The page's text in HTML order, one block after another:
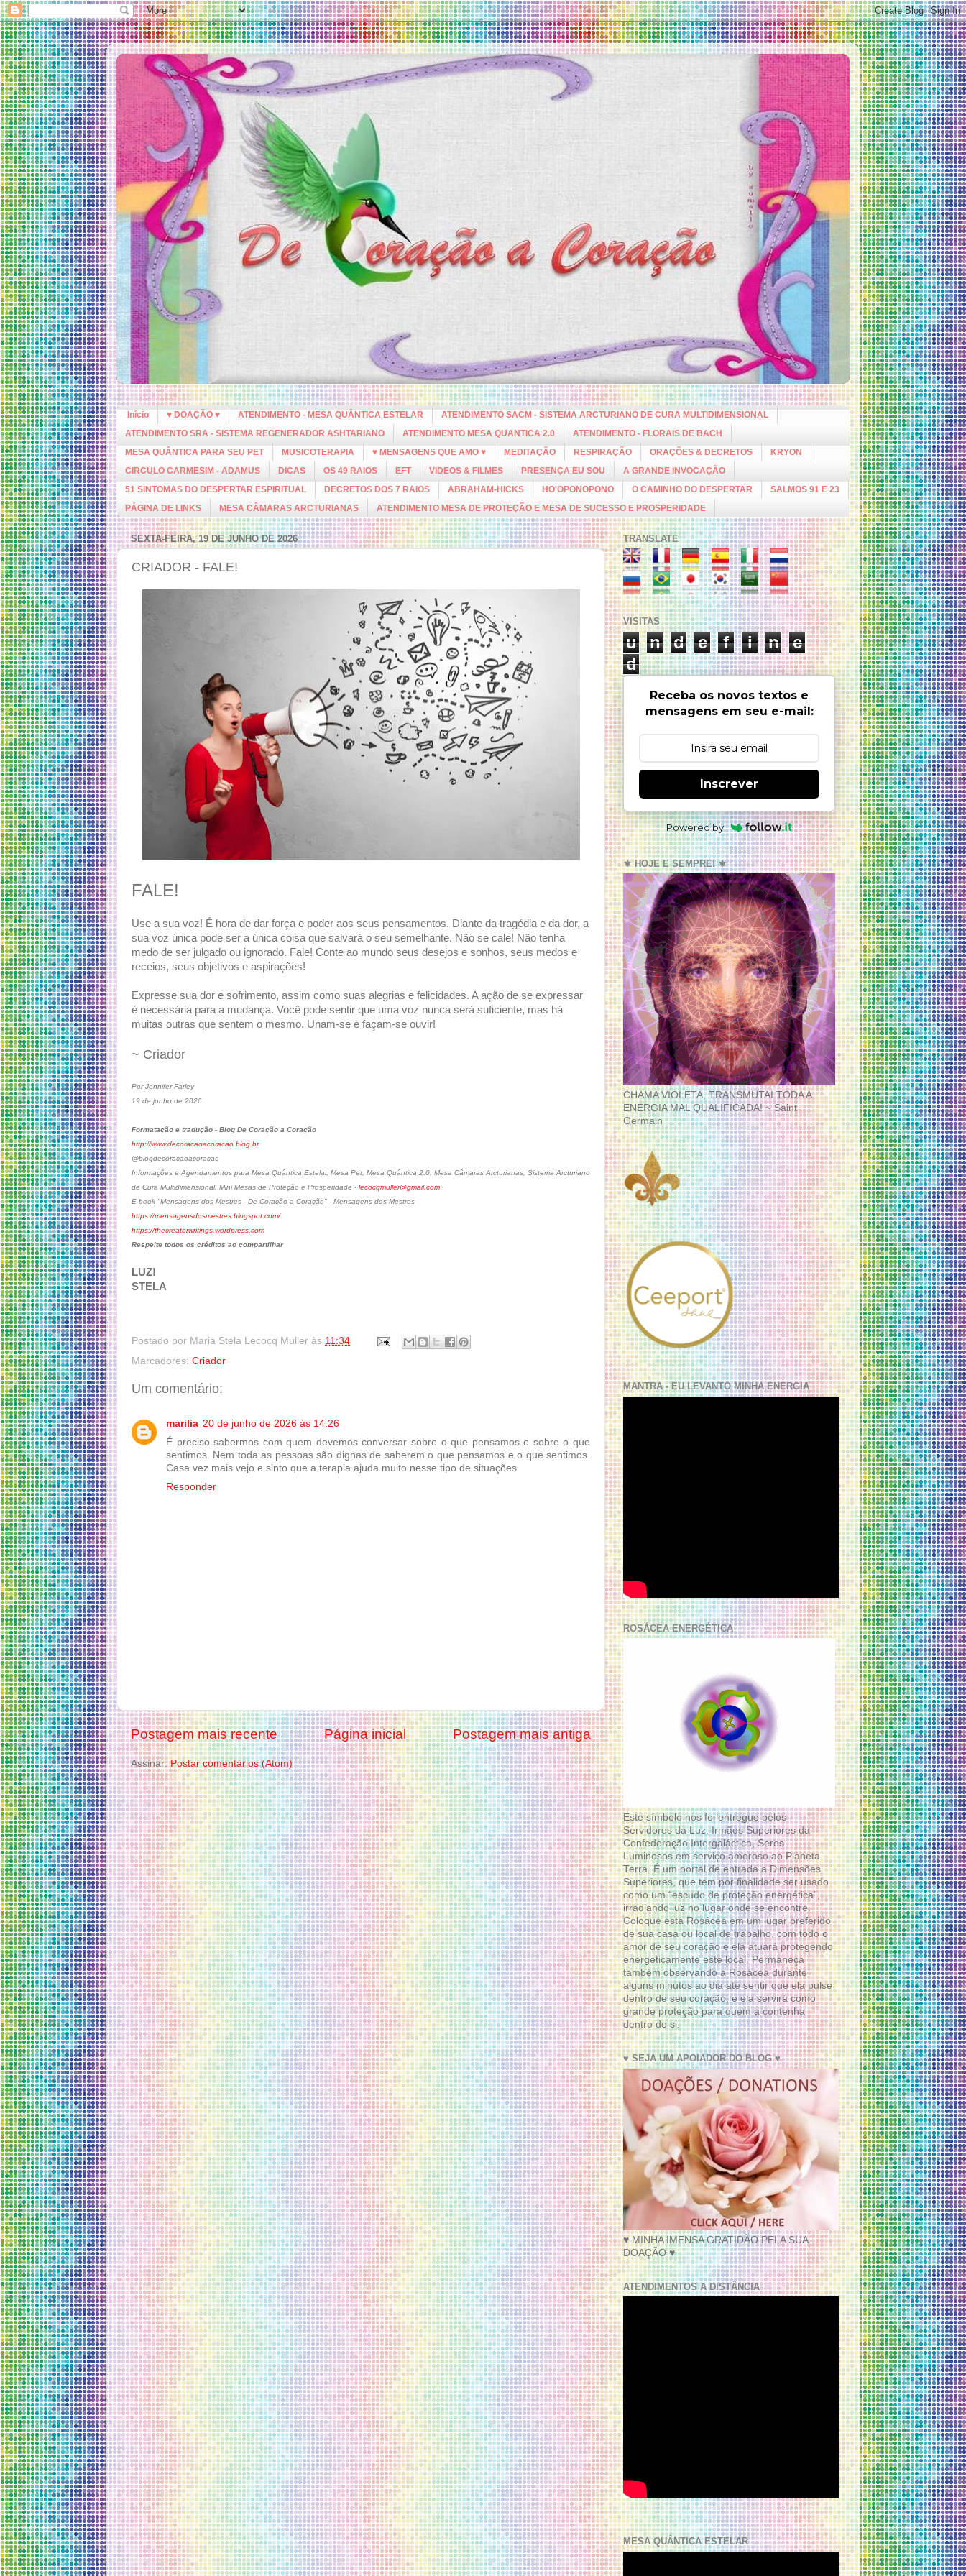
Início ♥ DOAÇÃO ♥ ATENDIMENTO - MESA QUÂNTICA ESTELAR
ATENDIMENTO SACM - SISTEMA ARCTURIANO DE CURA MULTIDIMENSIONAL
ATENDIMENTO SRA - SISTEMA REGENERADOR ASHTARIANO
ATENDIMENTO MESA QUANTICA 2.0
ATENDIMENTO - FLORAIS DE BACH
MESA QUÂNTICA PARA SEU PET
MUSICOTERAPIA ♥ MENSAGENS QUE AMO ♥ MEDITAÇÃO RESPIRAÇÃO ORAÇÕES & DECRETOS
KRYON
CIRCULO CARMESIM - ADAMUS
DICAS OS 49 RAIOS EFT VIDEOS & FILMES PRESENÇA EU SOU
A GRANDE INVOCAÇÃO
51 SINTOMAS DO DESPERTAR ESPIRITUAL
DECRETOS DOS 7 RAIOS ABRAHAM-HICKS HO'OPONOPONO O CAMINHO DO DESPERTAR
SALMOS 91 E 23
PÁGINA DE LINKS
MESA CÂMARAS ARCTURIANAS ATENDIMENTO MESA DE PROTEÇÃO E MESA DE SUCESSO E PROSPERIDADE
SEXTA-FEIRA, 19 DE JUNHO DE 2026
CRIADOR - FALE!
FALE!
Use a sua voz! É hora de dar força e poder aos seus pensamentos. Diante da tragédia e da dor, a
sua voz única pode ser a única coisa que salvará o seu semelhante. Não se cale! Não tenha
medo de ser julgado ou ignorado. Fale! Conte ao mundo seus desejos e sonhos, seus medos e
receios, seus objetivos e aspirações!
Expresse sua dor e sofrimento, assim como suas alegrias e felicidades. A ação de se expressar
é necessária para a mudança. Você pode sentir que uma voz nunca será suficiente, mas há
muitas outras que sentem o mesmo. Unam-se e façam-se ouvir!
~ Criador
Por Jennifer Farley
19 de junho de 2026
Formatação e tradução - Blog De Coração a Coração
http://www.decoracaoacoracao.blog.br
@blogdecoracaoacoracao
Informações e Agendamentos para Mesa Quântica Estelar, Mesa Pet, Mesa Quântica 2.0, Mesa Câmaras Arcturianas, Sistema Arcturiano
de Cura Multidimensional, Mini Mesas de Proteção e Prosperidade - lecocqmuller@gmail.com
E-book "Mensagens dos Mestres - De Coração a Coração" - Mensagens dos Mestres
https://mensagensdosmestres.blogspot.com/
https://thecreatorwritings.wordpress.com
Respeite todos os créditos ao compartilhar
LUZ!
STELA
Postado por Maria Stela Lecocq Muller às 11:34
Marcadores: Criador
Um comentário:
marilia 20 de junho de 2026 às 14:26
É preciso sabermos com quem devemos conversar sobre o que pensamos e sobre o que
sentimos. Nem toda as pessoas são dignas de saberem o que pensamos e o que sentimos.
Casa vez mais vejo e sinto que a terapia ajuda muito nesse tipo de situações
Responder
Postagem mais recente Postagem mais antiga
Página inicial
Assinar:Postar comentários (Atom)
TRANSLATE
VISITAS
u n d e f i n
e
d
Receba os novos textos e
mensagens em seu e-mail:
Inscrever
Powered by
⚜️ HOJE E SEMPRE! ⚜️
CHAMA VIOLETA, TRANSMUTAI TODA A
ENERGIA MAL QUALIFICADA! ~ Saint
Germain
MANTRA - EU LEVANTO MINHA ENERGIA
ROSÁCEA ENERGÉTICA
Este símbolo nos foi entregue pelos
Servidores da Luz, Irmãos Superiores da
Confederação Intergaláctica, Seres
Luminosos em serviço amoroso ao Planeta
Terra. É um portal de entrada a Dimensões
Superiores, que tem por finalidade ser usado
como um “escudo de proteção energética”,
irradiando luz no lugar onde se encontre.
Coloque esta Rosácea em um lugar preferido
de sua casa ou local de trabalho, com todo o
amor de seu coração e ela atuará protegendo
energeticamente este local. Permaneça
também observando a Rosácea durante
alguns minutos ao dia até sentir que ela pulse
dentro de seu coração, e ela servirá como
grande proteção para quem a contenha
dentro de si.
♥ SEJA UM APOIADOR DO BLOG ♥
♥ MINHA IMENSA GRATIDÃO PELA SUA
DOAÇÃO ♥
ATENDIMENTOS A DISTÂNCIA
MESA QUÂNTICA ESTELAR